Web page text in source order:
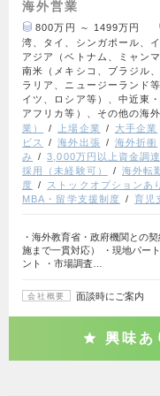
海外営業
800万円 ～ 1499万円
湾、タイ、シンガポール、
アジア（ベトナム、ミャン
南米（メキシコ、ブラジル
ラリア、ニュージーランド
イツ、ロシア等）、中近東
アフリカ等）、その他の海外
業）
上場企業 大手企業
ビス
海外出張 海外折衝
み
3,000万円以上資金調
採用（未経験可）
海外転
度
ストックオプションあり
MBA・留学支援制度
育児
・海外教育省・政府機関との
施まで一貫対応） ・現地パー
ント ・市場調査…
会社概要 面談時にご案内
興味あ